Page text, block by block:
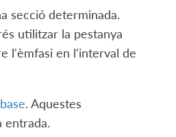
secció determinada.
utilitzar la pestanya
l'èmfasi en l'interval de
. Aquestes
entrada.